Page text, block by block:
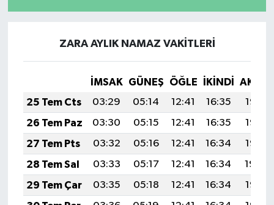
ZARA AYLIK NAMAZ VAKITLERI
İMSAK GÜNEŞ ÖĞLE İKINDI
25 Tem Cts
03:29 05:14 12:41 16:35
19:57
26 Tem Paz
03:30 05:15 12:41 16:35
19:56
27 Tem Pts
03:32 05:16 12:41 16:34
19:55
28 Tem Sal
03:33 05:17 12:41 16:34
19:54
29 Tem Çar
03:35 05:18 12:41 16:34
19:53